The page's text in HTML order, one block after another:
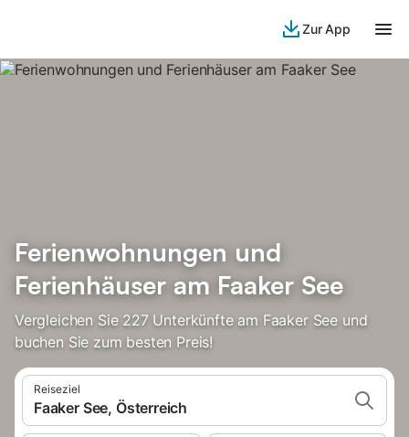
Zur App
Ferienwohnungen und
Ferienhäuser am Faaker See
Vergleichen Sie 227 Unterkünfte am Faaker See und
buchen Sie zum besten Preis!
Reiseziel
Faaker See, Österreich